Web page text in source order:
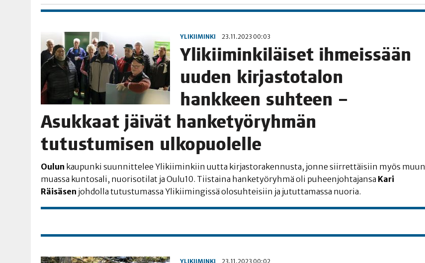
YLIKIIMINKI 23.11.2023 00:03
Yli­kii­min­ki­läi­set ihmeis­sään
uuden kir­jas­to­ta­lon
hank­keen suh­teen –
Asuk­kaat jäi­vät han­ke­työ­ryh­män
tutus­tu­mi­sen ulkopuolelle
Oulun kau­pun­ki suun­nit­te­lee Yli­kii­min­kiin uut­ta kir­jas­to­ra­ken­nus­ta, jon­ne siir­ret­täi­siin myös muun
muas­sa kun­to­sa­li, nuo­ri­so­ti­lat ja Oulu10. Tiis­tai­na han­ke­työ­ryh­mä oli puheen­joh­ta­jan­sa Kari
Räi­sä­sen joh­dol­la tutus­tu­mas­sa Yli­kii­min­gis­sä olo­suh­tei­siin ja jutut­ta­mas­sa nuoria.
YLIKIIMINKI 23.11.2023 00:02